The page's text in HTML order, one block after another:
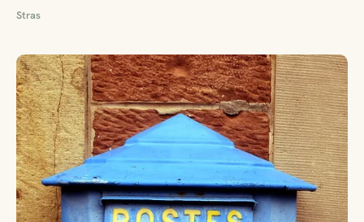
Stras